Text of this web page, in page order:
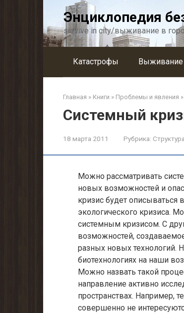
Энциклопедия
survive in city/выживание в
Катастрофы Выживание
Главная » Книги » Проблемы и явления »
Системный
18 марта 2011 Рубрика:
Можно рассматривать
новых возможностей и
кризис будет описываться
экологического кризиса.
системным кризисом. С
возможностей,
разных новых технологий.
биотехнологиях на наши
Можно назвать такой
направление активно
пространствах. Например,
совершенно не